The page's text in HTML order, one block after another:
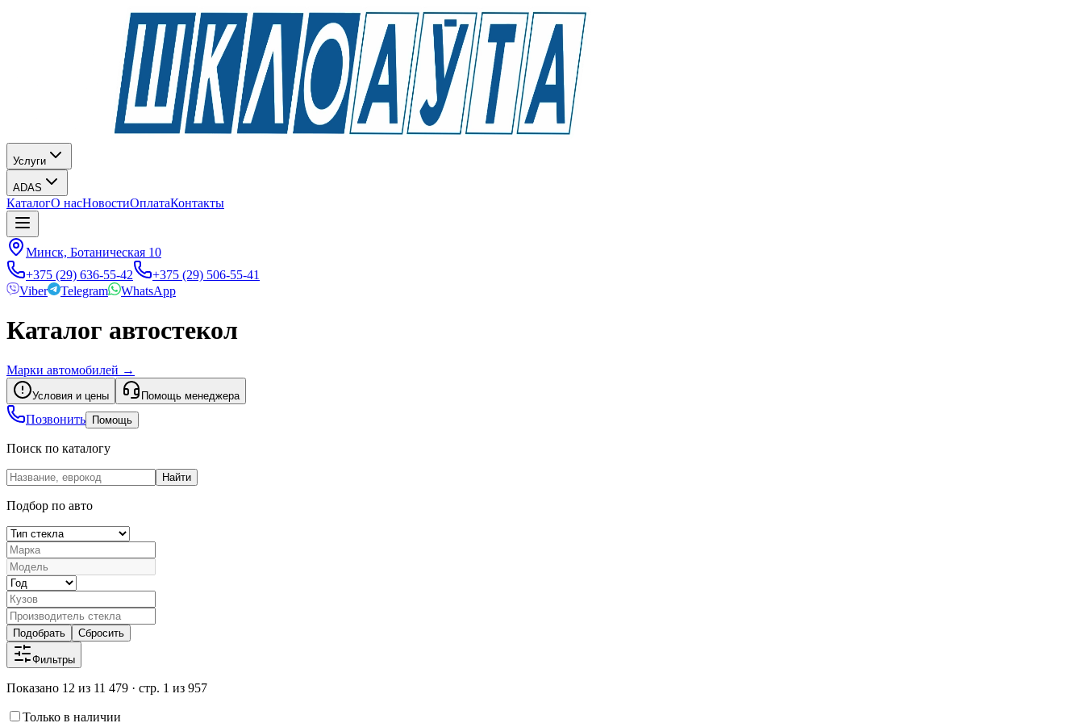
Услуги
ADAS
КаталогО насНовостиОплатаКонтакты
Минск, Ботаническая 10
+375 (29) 636-55-42
+375 (29) 506-55-41
Viber
Telegram WhatsApp
Каталог автостекол
Марки автомобилей →
Условия и цены Помощь менеджера
Позвонить Помощь
Поиск по каталогу
Найти
Подбор по авто
Подобрать Сбросить
Фильтры
Показано 12 из 11 479 · стр. 1 из 957
Только в наличии